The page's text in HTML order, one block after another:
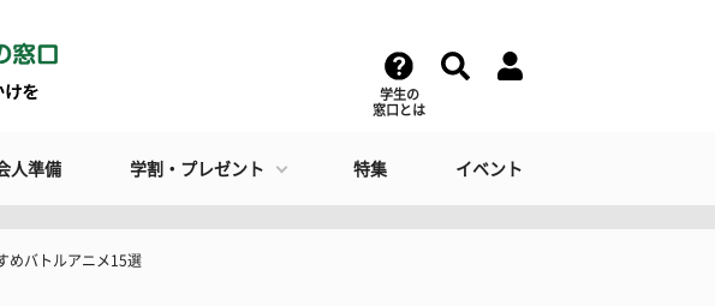
学生の
窓口とは
人準備 学割・プレゼント 特集 イベント
めバトルアニメ15選